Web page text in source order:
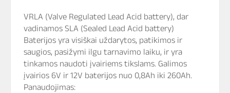
VRLA (Valve Regulated Lead Acid battery), dar
vadinamos SLA (Sealed Lead Acid battery)
Baterijos yra visiškai uždarytos, patikimos ir
saugios, pasižymi ilgu tarnavimo laiku, ir yra
tinkamos naudoti įvairiems tikslams. Galimos
įvairios 6V ir 12V baterijos nuo 0,8Ah iki 260Ah.
Panaudojimas: